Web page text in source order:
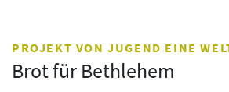
PROJEKT VON JUGEND EINE
Brot für Bethlehem